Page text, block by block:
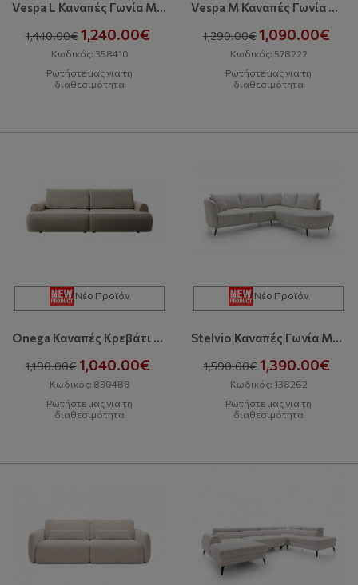
Vespa L Καναπές Γωνία Με Κρεβάτι Και Αποθηκευτικό Χώρο
1,440.00€ 1,240.00€
Κωδικός: 358410
Ρωτήστε μας για τη
διαθεσιμότητα
Vespa M Καναπές Γωνία Με Κρεβάτι Και Αποθηκευτικό Χώρο
1,290.00€1,090.00€
Κωδικός: 578222
Ρωτήστε μας για τη
διαθεσιμότητα
Νέο Προϊόν
Onega Καναπές Κρεβάτι Με Αποθηκευτικό Χώρο
1,190.00€ 1,040.00€
Κωδικός: 830488
Ρωτήστε μας για τη
διαθεσιμότητα
Νέο Προϊόν
Stelvio Καναπές Γωνία Με Κρεβάτι Και Αποθηκευτικό Χώρο
1,590.00€ 1,390.00€
Κωδικός: 138262
Ρωτήστε μας για τη
διαθεσιμότητα